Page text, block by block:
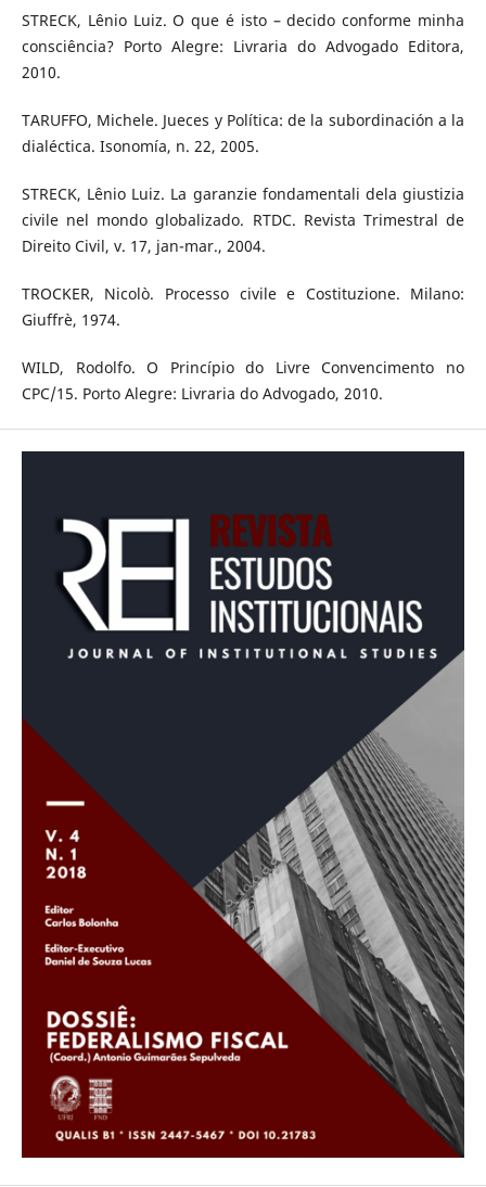
STRECK, Lênio Luiz. O que é isto – decido conforme minha
consciência? Porto Alegre: Livraria do Advogado Editora,
2010.
TARUFFO, Michele. Jueces y Política: de la subordinación a la
dialéctica. Isonomía, n. 22, 2005.
STRECK, Lênio Luiz. La garanzie fondamentali dela giustizia
civile nel mondo globalizado. RTDC. Revista Trimestral de
Direito Civil, v. 17, jan-mar., 2004.
TROCKER, Nicolò. Processo civile e Costituzione. Milano:
Giuffrè, 1974.
WILD, Rodolfo. O Princípio do Livre Convencimento no
CPC/15. Porto Alegre: Livraria do Advogado, 2010.